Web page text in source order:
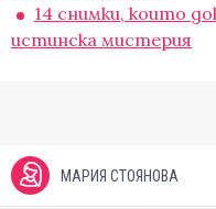
14 снимки, които
истинска мистерия
МАРИЯ СТОЯНОВА